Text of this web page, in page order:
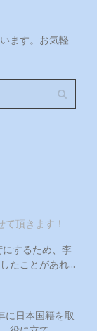
ます。お気軽
頂きます！
するため、李
たことがあれ...
に日本国籍を取